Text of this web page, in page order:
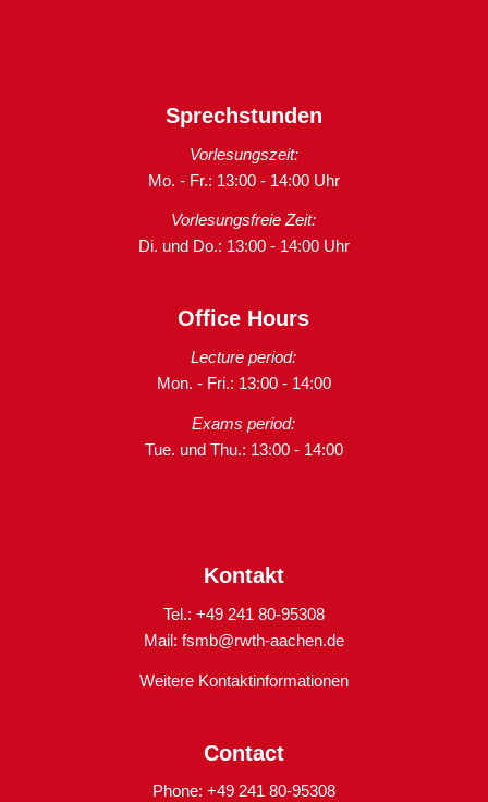
Sprechstunden
Vorlesungszeit:
Mo. - Fr.: 13:00 - 14:00 Uhr
Vorlesungsfreie Zeit:
Di. und Do.: 13:00 - 14:00 Uhr
Office Hours
Lecture period:
Mon. - Fri.: 13:00 - 14:00
Exams period:
Tue. und Thu.: 13:00 - 14:00
Kontakt
Tel.: +49 241 80-95308
Mail: fsmb@rwth-aachen.de
Weitere Kontaktinformationen
Contact
Phone: +49 241 80-95308